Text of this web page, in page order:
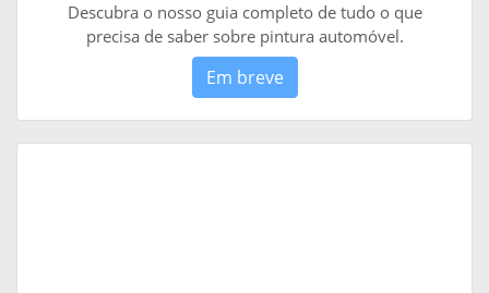
Descubra o nosso guia completo de tudo o que
precisa de saber sobre pintura automóvel.
Em breve